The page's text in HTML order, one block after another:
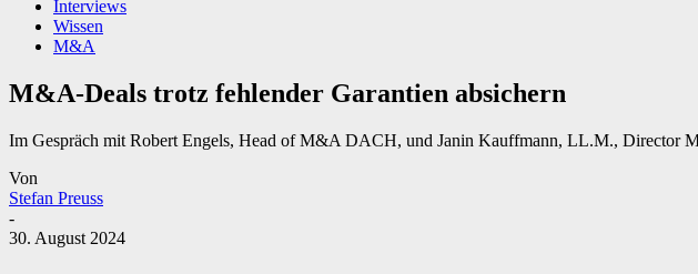
Interviews
Wissen
M&A
M&A-Deals trotz fehlender ­Garantien absichern
Im Gespräch mit Robert Engels, Head of M&A DACH, und Janin ­Kauffmann, LL.M., Director
Von
Stefan Preuss
-
30. August 2024